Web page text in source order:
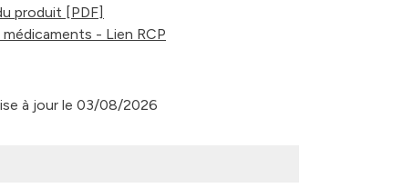
produit [PDF]
- Lien RCP
à jour le 03/08/2026